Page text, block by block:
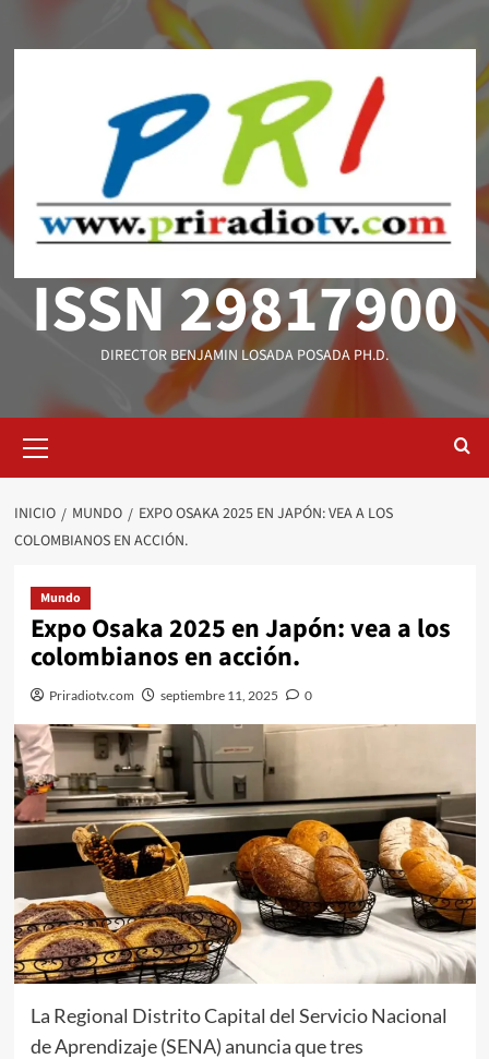
ISSN 29817900
DIRECTOR BENJAMIN LOSADA POSADA PH.D.
primario
INICIO MUNDO
EXPO OSAKA 2025 EN JAPÓN: VEA A LOS
COLOMBIANOS EN ACCIÓN.
Mundo
Expo Osaka 2025 en Japón: vea a los
colombianos en acción.
Priradiotv.com septiembre 11, 2025 0
La Regional Distrito Capital del Servicio Nacional
de Aprendizaje (SENA) anuncia que tres